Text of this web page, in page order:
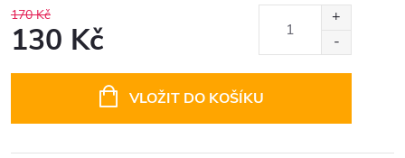
170 Kč
130 Kč
VLOŽIT DO KOŠÍKU